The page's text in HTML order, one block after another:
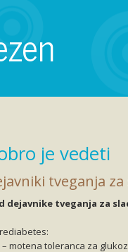
je vedeti
tveganja
dejavnike tveganja za
– motena toleranca za